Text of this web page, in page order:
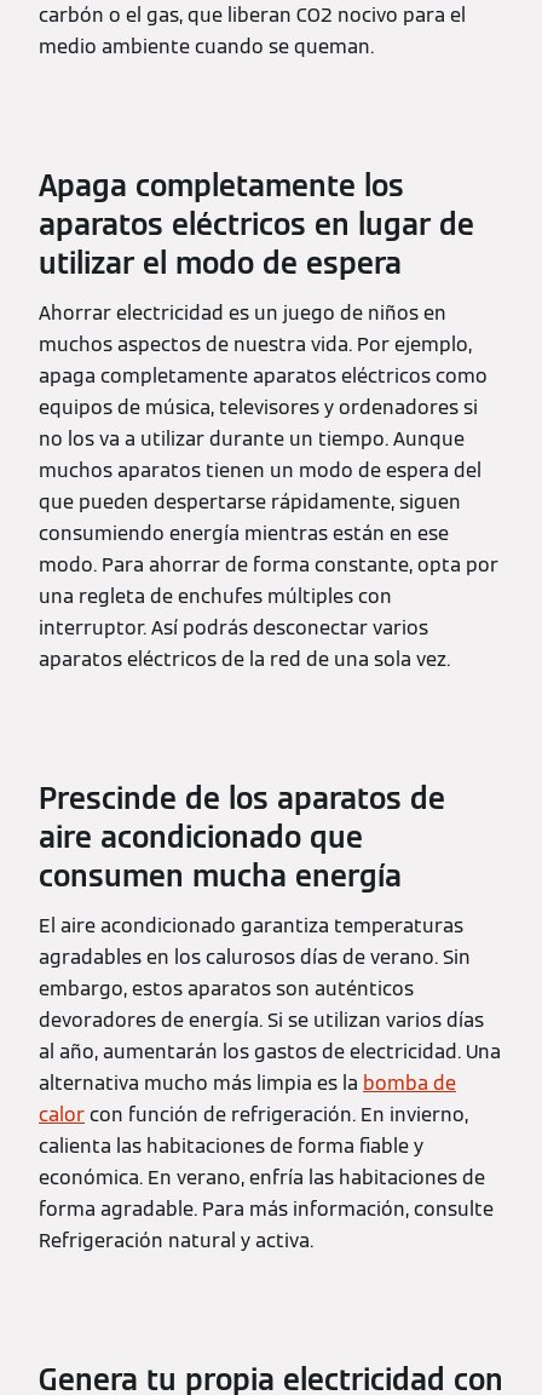
carbón o el gas, que liberan CO2 nocivo para el
medio ambiente cuando se queman.
Apaga completamente los
aparatos eléctricos en lugar de
utilizar el modo de espera
Ahorrar electricidad es un juego de niños en
muchos aspectos de nuestra vida. Por ejemplo,
apaga completamente aparatos eléctricos como
equipos de música, televisores y ordenadores si
no los va a utilizar durante un tiempo. Aunque
muchos aparatos tienen un modo de espera del
que pueden despertarse rápidamente, siguen
consumiendo energía mientras están en ese
modo. Para ahorrar de forma constante, opta por
una regleta de enchufes múltiples con
interruptor. Así podrás desconectar varios
aparatos eléctricos de la red de una sola vez.
Prescinde de los aparatos de
aire acondicionado que
consumen mucha energía
El aire acondicionado garantiza temperaturas
agradables en los calurosos días de verano. Sin
embargo, estos aparatos son auténticos
devoradores de energía. Si se utilizan varios días
al año, aumentarán los gastos de electricidad. Una
alternativa mucho más limpia es la bomba de
calorcon función de refrigeración. En invierno,
calienta las habitaciones de forma fiable y
económica. En verano, enfría las habitaciones de
forma agradable. Para más información, consulte
Refrigeración natural y activa.
Genera tu propia electricidad con